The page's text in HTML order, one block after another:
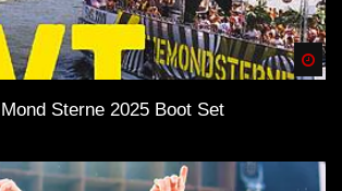
Sterne 2025 Boot Set